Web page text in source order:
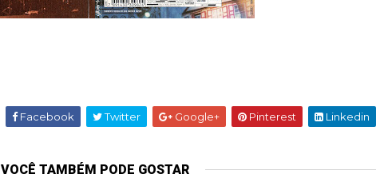
Facebook Twitter Google+ Pinterest Linkedin
VOCÊ TAMBÉM PODE GOSTAR